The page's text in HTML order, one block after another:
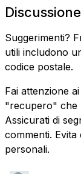
Suggerimenti?
utili includono
codice postale.
Fai attenzione
"recupero" che
Assicurati di
commenti.
personali.